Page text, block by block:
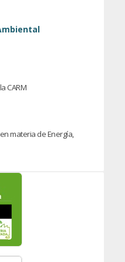
CARM
materia de Energía,